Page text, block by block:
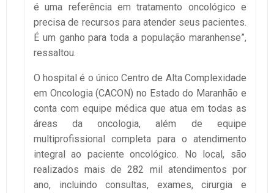
é uma referência em tratamento oncológico e
precisa de recursos para atender seus pacientes.
É um ganho para toda a população maranhense”,
ressaltou.
O hospital é o único Centro de Alta Complexidade
em Oncologia (CACON) no Estado do Maranhão e
conta com equipe médica que atua em todas as
áreas da oncologia, além de equipe
multiprofissional completa para o atendimento
integral ao paciente oncológico. No local, são
realizados mais de 282 mil atendimentos por
ano, incluindo consultas, exames, cirurgia e